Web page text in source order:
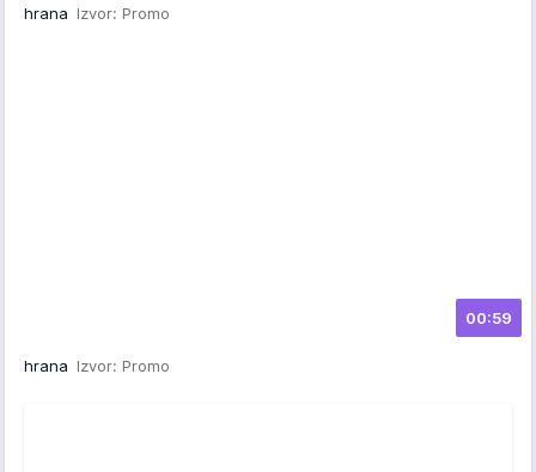
hrana Izvor: Promo
00:59
hrana Izvor: Promo